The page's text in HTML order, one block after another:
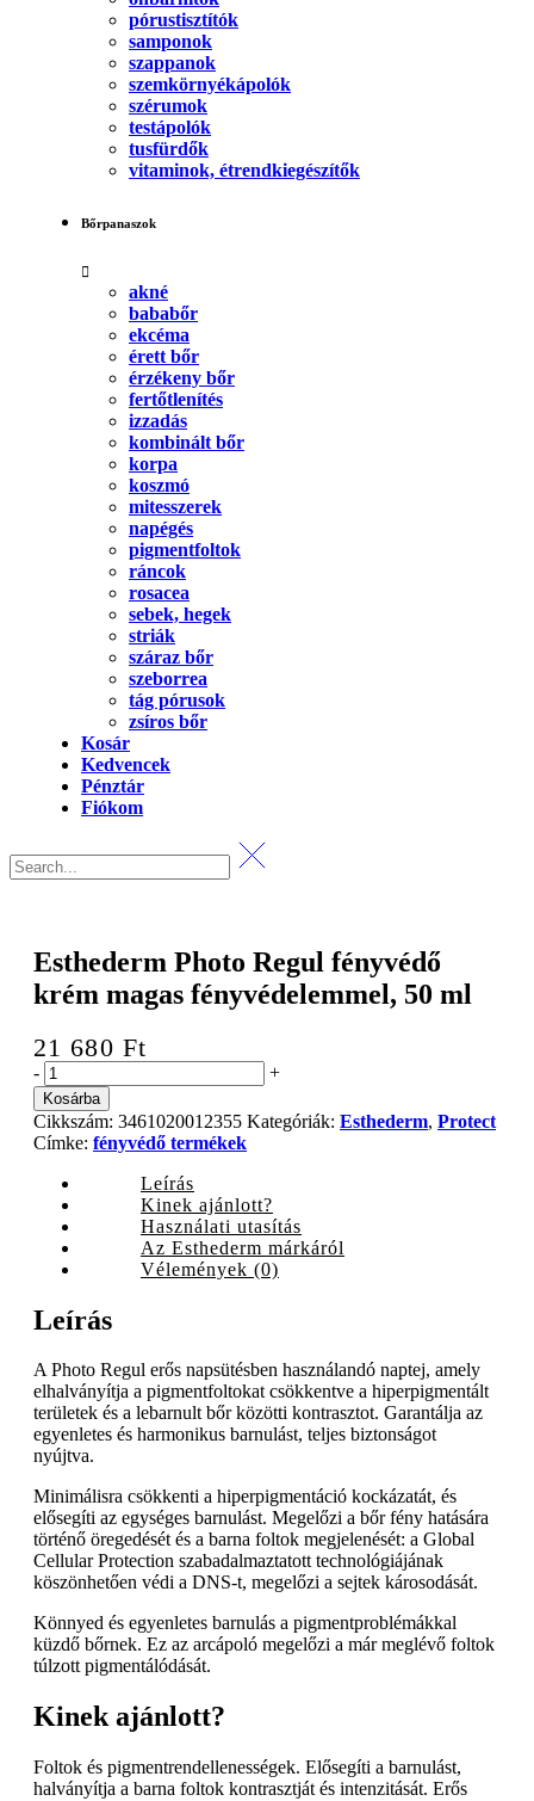
pórustisztítók
samponok
szappanok
szemkörnyékápolók
szérumok
testápolók
tusfürdők
vitaminok, étrendkiegészítők
Bőrpanaszok
akné
bababőr
ekcéma
érett bőr
érzékeny bőr
fertőtlenítés
izzadás
kombinált bőr
korpa
koszmó
mitesszerek
napégés
pigmentfoltok
ráncok
rosacea
sebek, hegek
striák
száraz bőr
szeborrea
tág pórusok
zsíros bőr
Kosár
Kedvencek
Pénztár
Fiókom
Esthederm Photo Regul fényvédő
krém magas fényvédelemmel, 50 ml
21 680 Ft
Esthederm
Photo
Regul
fényvédő
krém
magas
fényvédelemmel,
quantity
- +
Kosárba
Cikkszám: 3461020012355 Kategóriák: Esthederm, Protect
Címke: fényvédő termékek
Leírás
Kinek ajánlott?
Használati utasítás
Az Esthederm márkáról
Vélemények (0)
Leírás
A Photo Regul erős napsütésben használandó naptej, amely
elhalványítja a pigmentfoltokat csökkentve a hiperpigmentált
területek és a lebarnult bőr közötti kontrasztot. Garantálja az
egyenletes és harmonikus barnulást, teljes biztonságot
nyújtva.
Minimálisra csökkenti a hiperpigmentáció kockázatát, és
elősegíti az egységes barnulást. Megelőzi a bőr fény hatására
történő öregedését és a barna foltok megjelenését: a Global
Cellular Protection szabadalmaztatott technológiájának
köszönhetően védi a DNS-t, megelőzi a sejtek károsodását.
Könnyed és egyenletes barnulás a pigmentproblémákkal
küzdő bőrnek. Ez az arcápoló megelőzi a már meglévő foltok
túlzott pigmentálódását.
Kinek ajánlott?
Foltok és pigmentrendellenességek. Elősegíti a barnulást,
halványítja a barna foltok kontrasztját és intenzitását. Erős